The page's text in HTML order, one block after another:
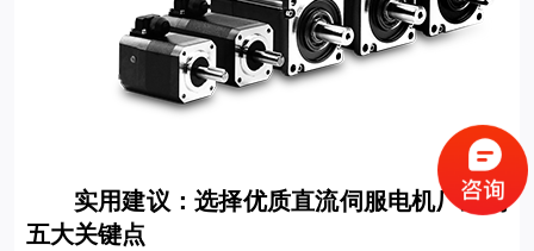
实用建议：选择优质直流伺服电机厂家的
五大关键点